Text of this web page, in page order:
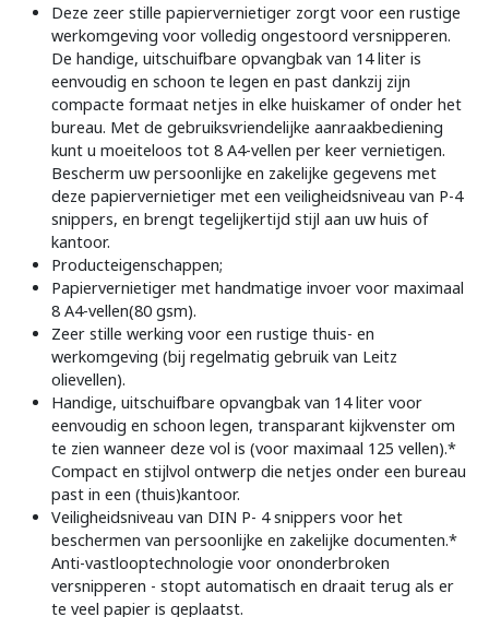
Deze zeer stille papiervernietiger zorgt voor een rustige
werkomgeving voor volledig ongestoord versnipperen.
De handige, uitschuifbare opvangbak van 14 liter is
eenvoudig en schoon te legen en past dankzij zijn
compacte formaat netjes in elke huiskamer of onder het
bureau. Met de gebruiksvriendelijke aanraakbediening
kunt u moeiteloos tot 8 A4-vellen per keer vernietigen.
Bescherm uw persoonlijke en zakelijke gegevens met
deze papiervernietiger met een veiligheidsniveau van P-4
snippers, en brengt tegelijkertijd stijl aan uw huis of
kantoor.
Producteigenschappen;
Papiervernietiger met handmatige invoer voor maximaal
8 A4-vellen(80 gsm).
Zeer stille werking voor een rustige thuis- en
werkomgeving (bij regelmatig gebruik van Leitz
olievellen).
Handige, uitschuifbare opvangbak van 14 liter voor
eenvoudig en schoon legen, transparant kijkvenster om
te zien wanneer deze vol is (voor maximaal 125 vellen).*
Compact en stijlvol ontwerp die netjes onder een bureau
past in een (thuis)kantoor.
Veiligheidsniveau van DIN P- 4 snippers voor het
beschermen van persoonlijke en zakelijke documenten.*
Anti-vastlooptechnologie voor ononderbroken
versnipperen - stopt automatisch en draait terug als er
te veel papier is geplaatst.